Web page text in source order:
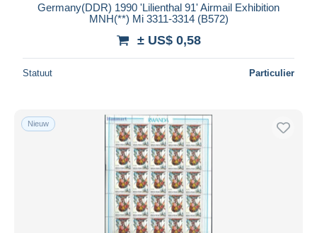
Germany(DDR) 1990 'Lilienthal 91' Airmail Exhibition
MNH(**) Mi 3311-3314 (B572)
± US$ 0,58
Statuut Particulier
Nieuw